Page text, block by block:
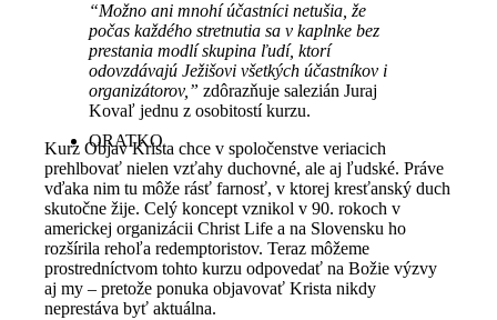
ORATKO
“Možno ani mnohí účastníci netušia, že
počas každého stretnutia sa v kaplnke bez
prestania modlí skupina ľudí, ktorí
odovzdávajú Ježišovi všetkých účastníkov i
organizátorov,”zdôrazňuje salezián Juraj
Kovaľ jednu z osobitostí kurzu.
Kurz Objav Krista chce v spoločenstve veriacich
prehlbovať nielen vzťahy duchovné, ale aj ľudské. Práve
vďaka nim tu môže rásť farnosť, v ktorej kresťanský duch
skutočne žije. Celý koncept vznikol v 90. rokoch v
americkej organizácii Christ Life a na Slovensku ho
rozšírila rehoľa redemptoristov. Teraz môžeme
prostredníctvom tohto kurzu odpovedať na Božie výzvy
aj my – pretože ponuka objavovať Krista nikdy
neprestáva byť aktuálna.